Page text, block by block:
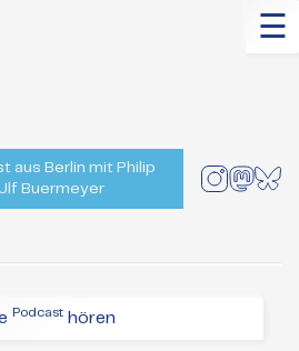
☰
aus Berlin mit Philip
Buermeyer
Podcasthören